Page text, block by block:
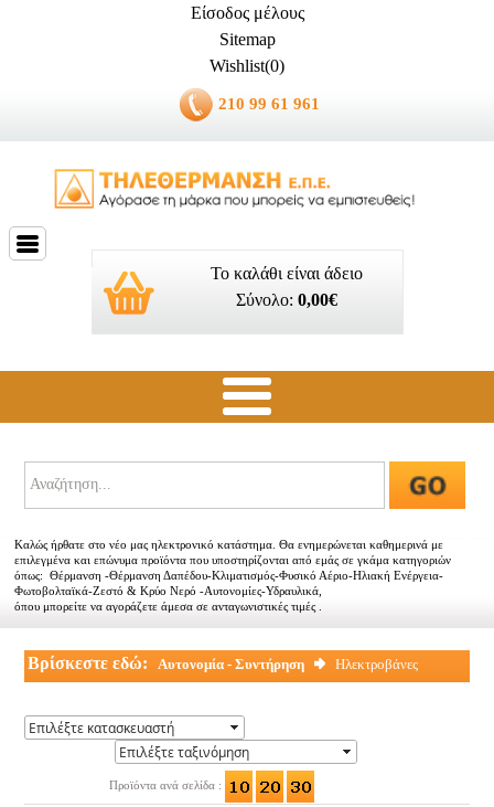
210 99 61 961
Είσοδος μέλους
Sitemap
Wishlist(0)
Το καλάθι είναι άδειο
Σύνολο: 0,00€
Αντιπροσωπείες
Εμπορικοί συνεργάτες
Τα νέα μας
Επικοινωνία
Καλώς ήρθατε στο νέο μας ηλεκτρονικό κατάστημα. Θα ενημερώνεται καθημερινά με
επιλεγμένα και επώνυμα προϊόντα που υποστηρίζονται από εμάς σε γκάμα κατηγοριών
όπως: Θέρμανση -Θέρμανση Δαπέδου-Κλιματισμός-Φυσικό Αέριο-Ηλιακή Ενέργεια-
Φωτοβολταϊκά-Ζεστό & Κρύο Νερό -Αυτονομίες-Υδραυλικά,
όπου μπορείτε να αγοράζετε άμεσα σε ανταγωνιστικές τιμές .
Βρίσκεστε εδώ: Αυτονομία - Συντήρηση Ηλεκτροβάνες
Προϊόντα ανά σελίδα :